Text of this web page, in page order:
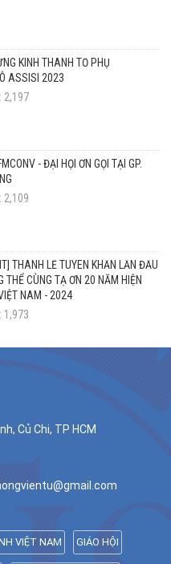
KÍNH THÁNH TỔ PHỤ
ASSISI 2023
2,197
- ĐẠI HỘI ƠN GỌI TẠI GP.
2,109
THÁNH LỄ TUYÊN KHẤN LẦN ĐẦU
THỂ CÙNG TẠ ƠN 20 NĂM HIỆN
NAM - 2024
1,973
Củ Chi, TP HCM
VIỆT NAM GIÁO HỘI